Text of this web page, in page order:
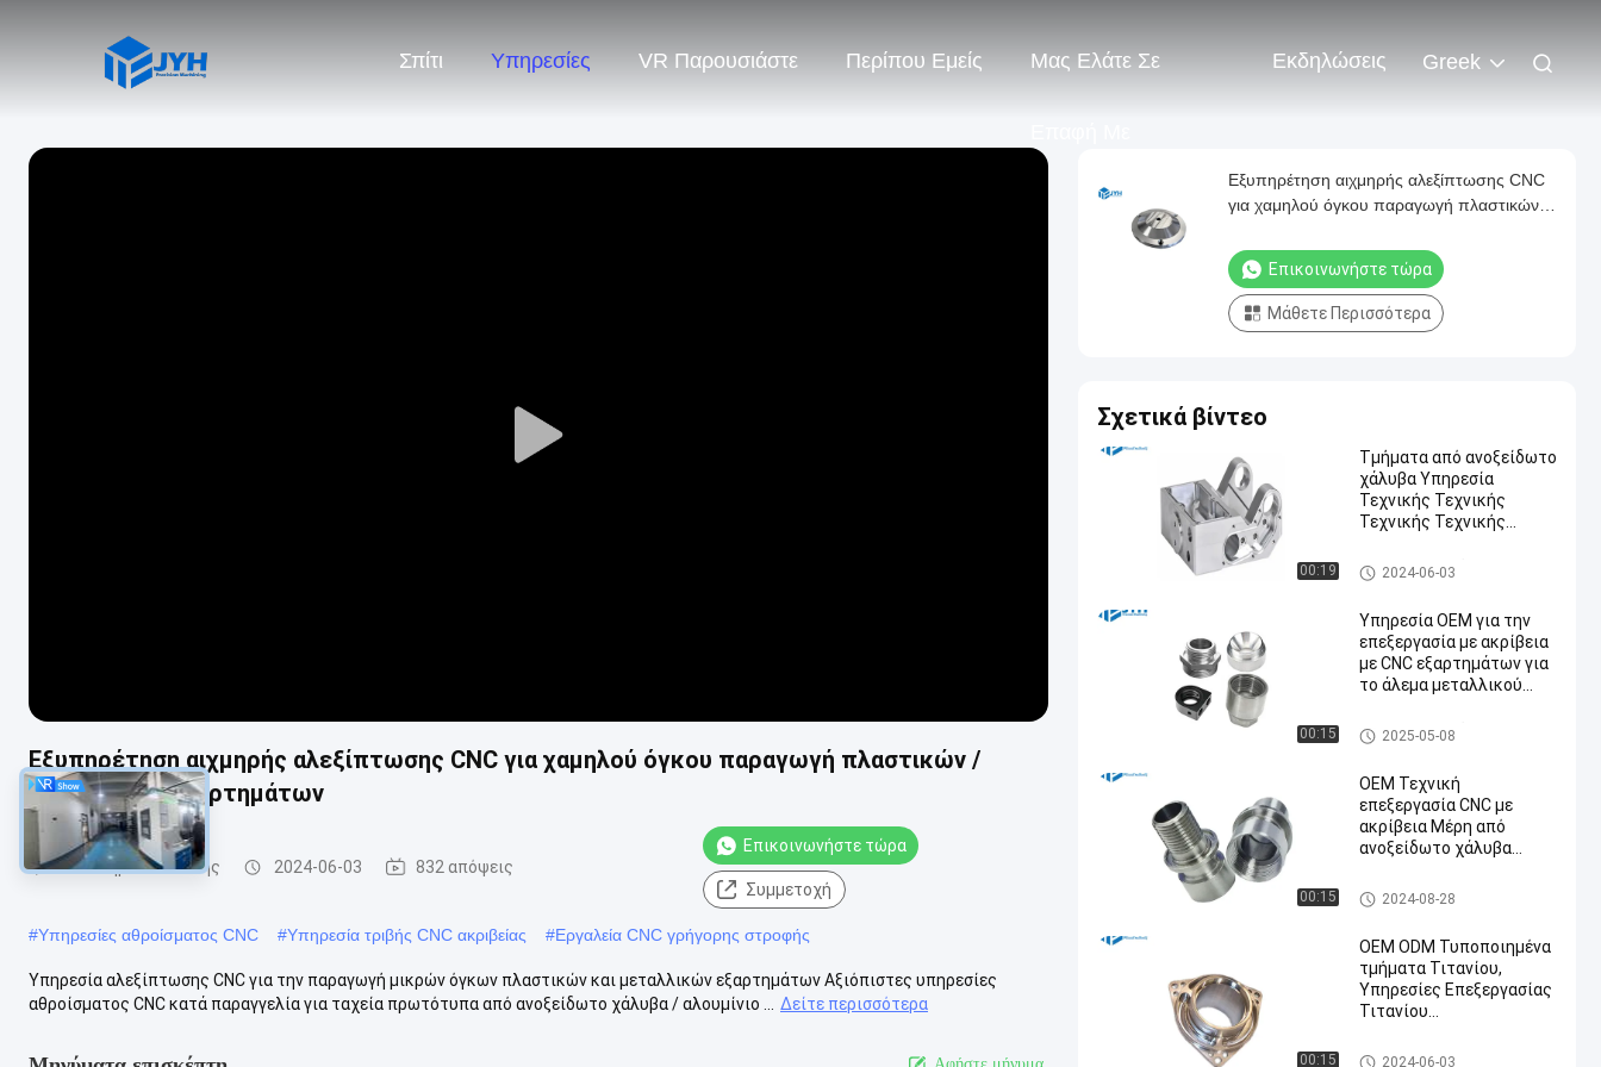
Σπίτι Υπηρεσίες VR Παρουσιάστε Περίπου Εμείς Μας Ελάτε Σε Εκδηλώσεις Greek
Play
Εξυπηρέτηση αιχμηρής αλεξίπτωσης CNC για χαμηλού όγκου παραγωγή πλαστικών /
μεταλλικών εξαρτημάτων
CNC υπηρεσία άλεσης 2024-06-03 832 απόψεις
Επικοινωνήστε τώρα
Συμμετοχή
#Υπηρεσίες αθροίσματος CNC #Υπηρεσία τριβής CNC ακριβείας #Εργαλεία CNC γρήγορης στροφής
Υπηρεσία αλεξίπτωσης CNC για την παραγωγή μικρών όγκων πλαστικών και μεταλλικών εξαρτημάτων Αξιόπιστες υπηρεσίες
αθροίσματος CNC κατά παραγγελία για ταχεία πρωτότυπα από ανοξείδωτο χάλυβα / αλουμίνιο ...
Δείτε περισσότερα
Αφήστε μήνυμα.
Εξυπηρέτηση αιχμηρής αλεξίπτωσης CNC
για χαμηλού όγκου παραγωγή πλαστικών /
Επικοινωνήστε τώρα
Μάθετε Περισσότερα
Σχετικά βίντεο
00:19
Τμήματα από ανοξείδωτο
χάλυβα Υπηρεσία
Τεχνικής Τεχνικής
Τεχνικής Τεχνικής
Τεχνικής Τεχνικής
Υψηλής Ακρίβειας
CNC υπηρεσία άλεσης
2024-06-03
00:15
Υπηρεσία OEM για την
επεξεργασία με ακρίβεια
με CNC εξαρτημάτων για
το άλεμα μεταλλικού
CNC υπηρεσία άλεσης
2025-05-08
00:15
OEM Τεχνική
επεξεργασία CNC με
ακρίβεια Μέρη από
ανοξείδωτο χάλυβα
Ανοξείδωτο CNC που επεξερ
γάζεται τις υπηρεσίες στη μ
2024-08-28
00:15
OEM ODM Τυποποιημένα
τμήματα Τιτανίου,
Υπηρεσίες Επεξεργασίας
Τιτανίου
cnc τιτανίου κατεργασία
2024-06-03